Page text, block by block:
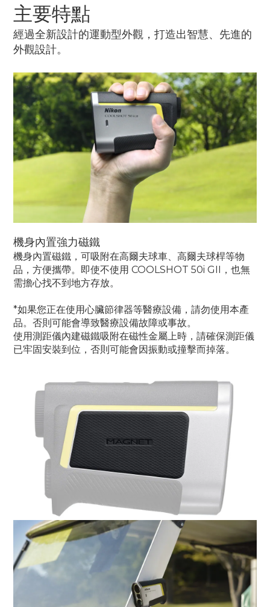
主要特點
經過全新設計的運動型外觀，打造出智慧、先進的
外觀設計。
機身內置強力磁鐵
機身內置磁鐵，可吸附在高爾夫球車、高爾夫球桿等物
品，方便攜帶。即使不使用 COOLSHOT 50i GII，也無
需擔心找不到地方存放。
*如果您正在使用心臟節律器等醫療設備，請勿使用本產
品。否則可能會導致醫療設備故障或事故。
使用測距儀內建磁鐵吸附在磁性金屬上時，請確保測距儀
已牢固安裝到位，否則可能會因振動或撞擊而掉落。